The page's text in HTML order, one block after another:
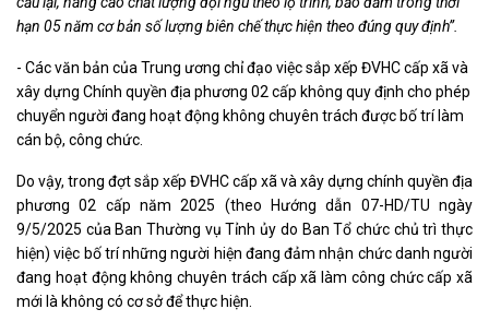
hạn 05 năm cơ bản số lượng biên chế thực hiện theo đúng quy định”.
- Các văn bản của Trung ương chỉ đạo việc sắp xếp ĐVHC cấp xã và
xây dựng Chính quyền địa phương 02 cấp không quy định cho phép
chuyển người đang hoạt động không chuyên trách được bố trí làm
cán bộ, công chức.
Do vậy, trong đợt sắp xếp ĐVHC cấp xã và xây dựng chính quyền địa
phương 02 cấp năm 2025 (theo Hướng dẫn 07-HD/TU ngày
9/5/2025 của Ban Thường vụ Tỉnh ủy do Ban Tổ chức chủ trì thực
hiện) việc bố trí những người hiện đang đảm nhận chức danh người
đang hoạt động không chuyên trách cấp xã làm công chức cấp xã
mới là không có cơ sở để thực hiện.